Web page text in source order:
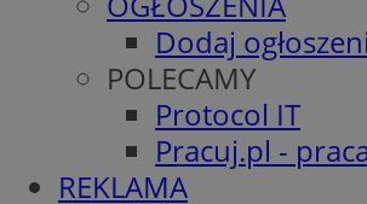
Dodaj
POLECAMY
Protocol IT
Pracuj.pl -
REKLAMA